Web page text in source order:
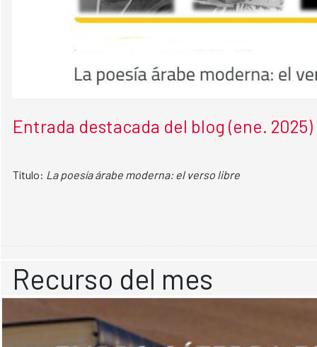
Entrada destacada del blog (ene. 2025)
Título: La poesía árabe moderna: el verso libre
Recurso del mes